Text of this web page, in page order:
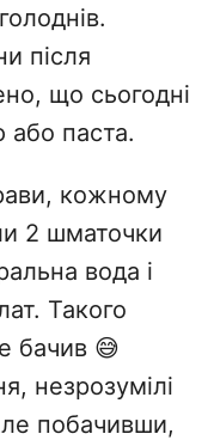
після
що сьогодні
паста.
кожному
2 шматочки
вода і
Такого
бачив 😅
незрозумілі
побачивши,